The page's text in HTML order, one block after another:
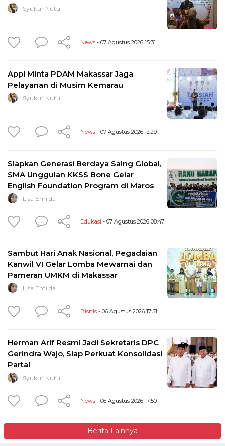
Syukur Nutu
News - 07 Agustus 2026 15:31
Appi Minta PDAM Makassar Jaga
Pelayanan di Musim Kemarau
Syukur Nutu
News - 07 Agustus 2026 12:29
Siapkan Generasi Berdaya Saing Global,
SMA Unggulan KKSS Bone Gelar
English Foundation Program di Maros
Lisa Emilda
Edukasi - 07 Agustus 2026 08:47
Sambut Hari Anak Nasional, Pegadaian
Kanwil VI Gelar Lomba Mewarnai dan
Pameran UMKM di Makassar
Lisa Emilda
Bisnis - 06 Agustus 2026 17:51
Herman Arif Resmi Jadi Sekretaris DPC
Gerindra Wajo, Siap Perkuat Konsolidasi
Partai
Syukur Nutu
News - 06 Agustus 2026 17:50
Berita Lainnya